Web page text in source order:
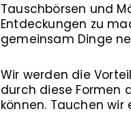
Tauschbörsen und
Entdeckungen zu
gemeinsam Dinge
Wir werden die
durch diese Formen
können. Tauchen